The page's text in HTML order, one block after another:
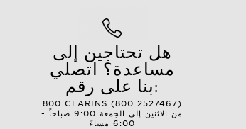
هل تحتاجين إلى
مساعدة؟ اتصلي
بنا على رقم:
800 CLARINS (800 2527467)
من الاثنين إلى الجمعة 9:00 صباحاً -
6:00 مساءً